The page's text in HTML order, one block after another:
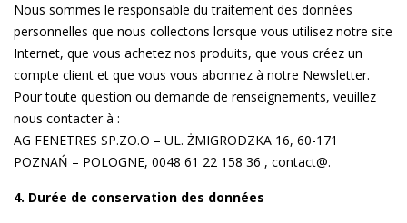
Nous sommes le responsable du traitement des données
personnelles que nous collectons lorsque vous utilisez notre site
Internet, que vous achetez nos produits, que vous créez un
compte client et que vous vous abonnez à notre Newsletter.
Pour toute question ou demande de renseignements, veuillez
nous contacter à :
AG FENETRES SP.ZO.O – UL. ŻMIGRODZKA 16, 60-171
POZNAŃ – POLOGNE, 0048 61 22 158 36 , contact@.
4. Durée de conservation des données